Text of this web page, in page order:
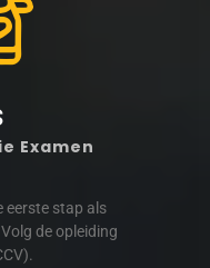
Examen
eerste stap als
de opleiding